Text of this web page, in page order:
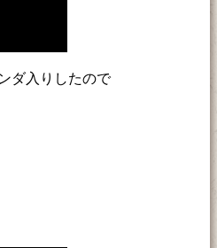
ダ入りしたので